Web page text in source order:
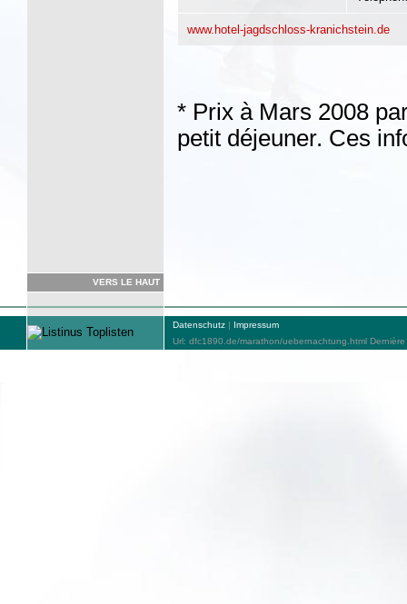
www.hotel-jagdschloss-kranichstein.de
* Prix à Mars 2008
petit déjeuner. Ces
VERS LE HAUT
Datenschutz | Impressum
Url: dfc1890.de/marathon/uebernachtung.html